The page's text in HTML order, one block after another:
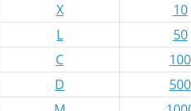
X
10
L
50
C
100
D
500